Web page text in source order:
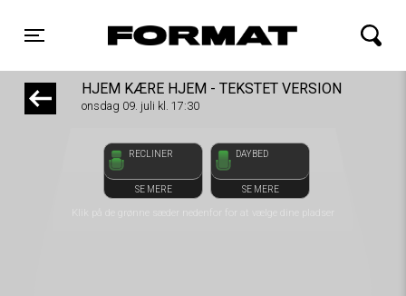
Toggle navigation
FORMAT Biograf
HJEM KÆRE HJEM - TEKSTET VERSION
onsdag 09. juli kl. 17:30
RECLINER
SE MERE
DAYBED
SE MERE
Klik på de grønne sæder nedenfor for at vælge dine pladser
front05-temp 080248